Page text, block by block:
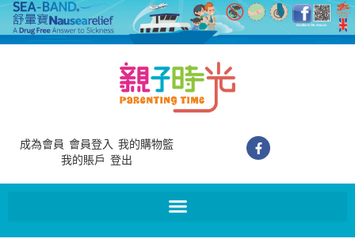
成為會員 會員登入 我的購物籃
我的賬戶 登出